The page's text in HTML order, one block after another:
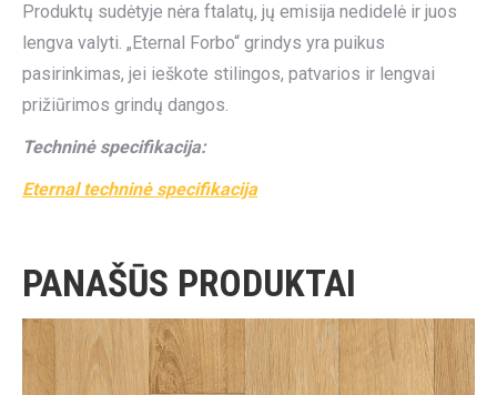
Produktų sudėtyje nėra ftalatų, jų emisija nedidelė ir juos
lengva valyti. „Eternal Forbo“ grindys yra puikus
pasirinkimas, jei ieškote stilingos, patvarios ir lengvai
prižiūrimos grindų dangos.
Techninė specifikacija:
Eternal techninė specifikacija
PANAŠŪS PRODUKTAI